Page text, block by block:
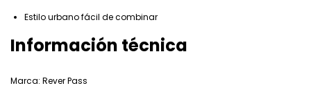
Estilo urbano fácil de combinar
Información técnica
Marca: Rever Pass